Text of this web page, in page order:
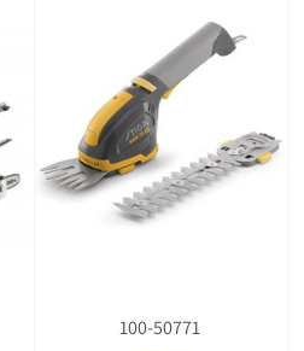
100-50771